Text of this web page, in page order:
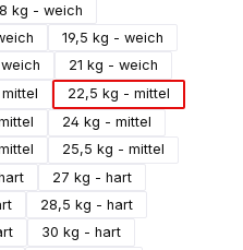
kg - weich
19,5 kg - weich
21 kg - weich
22,5 kg - mittel
24 kg - mittel
25,5 kg - mittel
27 kg - hart
28,5 kg - hart
30 kg - hart